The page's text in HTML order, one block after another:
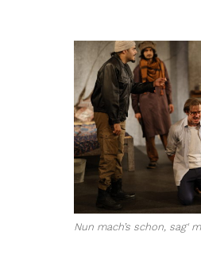
Nun mach’s schon, sag‘